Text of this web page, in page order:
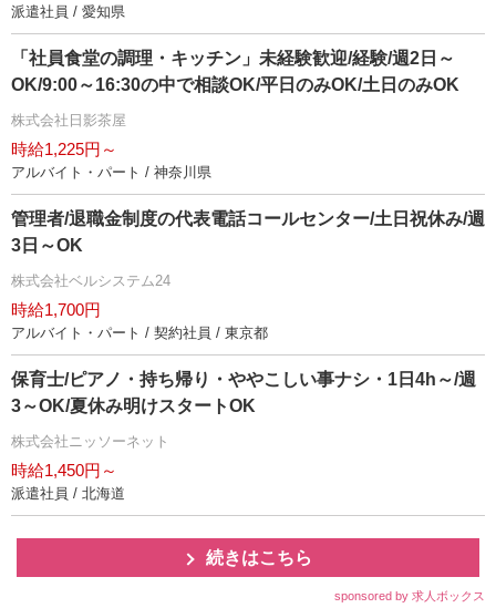
派遣社員 / 愛知県
「社員食堂の調理・キッチン」未経験歓迎/経験/週2日～
OK/9:00～16:30の中で相談OK/平日のみOK/土日のみOK
株式会社日影茶屋
時給1,225円～
アルバイト・パート / 神奈川県
管理者/退職金制度の代表電話コールセンター/土日祝休み/週
3日～OK
株式会社ベルシステム24
時給1,700円
アルバイト・パート / 契約社員 / 東京都
保育士/ピアノ・持ち帰り・ややこしい事ナシ・1日4h～/週
3～OK/夏休み明けスタートOK
株式会社ニッソーネット
時給1,450円～
派遣社員 / 北海道
続きはこちら
sponsored by 求人ボックス